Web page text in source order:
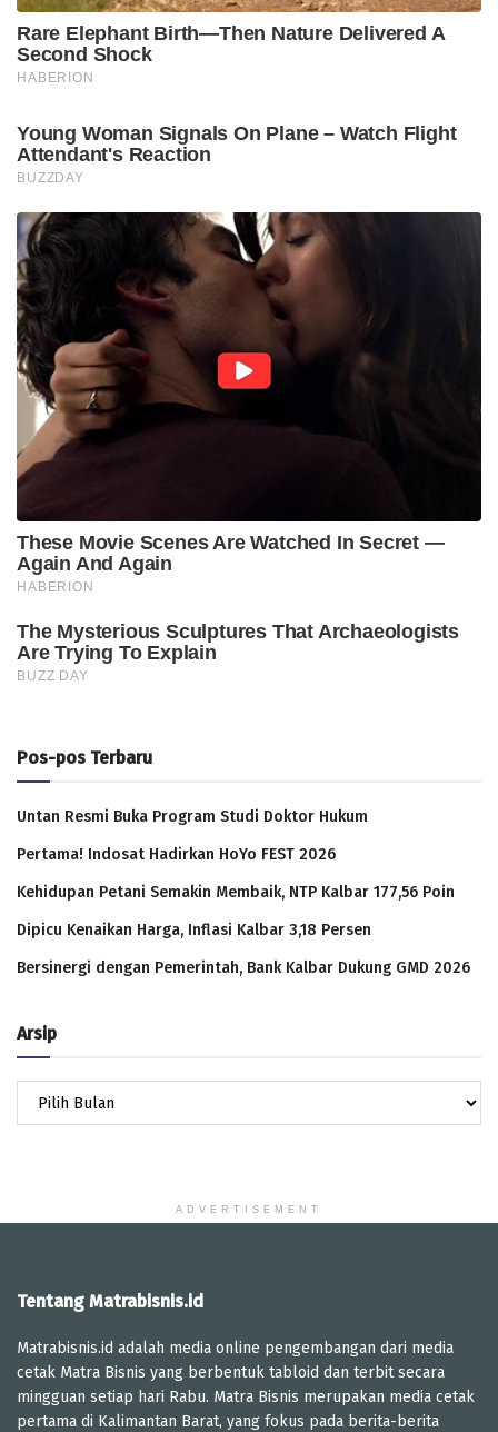
Pos-pos Terbaru
Untan Resmi Buka Program Studi Doktor Hukum
Pertama! Indosat Hadirkan HoYo FEST 2026
Kehidupan Petani Semakin Membaik, NTP Kalbar 177,56 Poin
Dipicu Kenaikan Harga, Inflasi Kalbar 3,18 Persen
Bersinergi dengan Pemerintah, Bank Kalbar Dukung GMD 2026
Arsip
ADVERTISEMENT
Tentang Matrabisnis.id
Matrabisnis.id adalah media online pengembangan dari media
cetak Matra Bisnis yang berbentuk tabloid dan terbit secara
mingguan setiap hari Rabu. Matra Bisnis merupakan media cetak
pertama di Kalimantan Barat, yang fokus pada berita-berita